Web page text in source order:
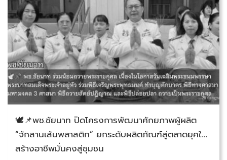
วันอังคารที่ 28 กรกฎาคม 2569
🕊📌พช.ชัยนาท ปิดโครงการพัฒนาศักยภาพผู้ผลิต
“จักสานเส้นพลาสติก” ยกระดับผลิตภัณฑ์สู่ตลาดยุคใหม่
สร้างอาชีพมั่นคงสู่ชุมชน